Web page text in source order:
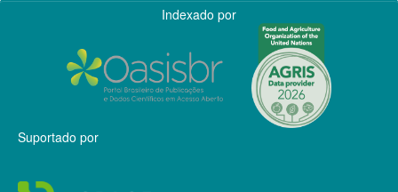
Indexado por
Suportado por